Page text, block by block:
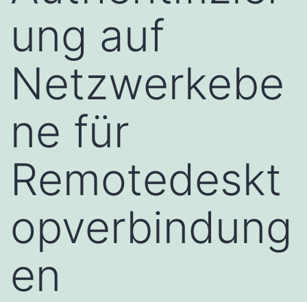
ung auf
Netzwerkebe
ne für
Remotedeskt
opverbindung
en